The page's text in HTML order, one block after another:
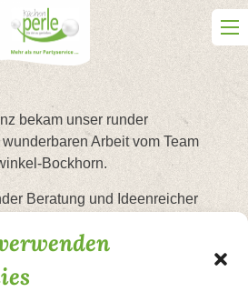
bekam unser runder
Arbeit vom Team
Bockhorn.
Beratung und Ideenreicher
Abend ein voller Erfolg.